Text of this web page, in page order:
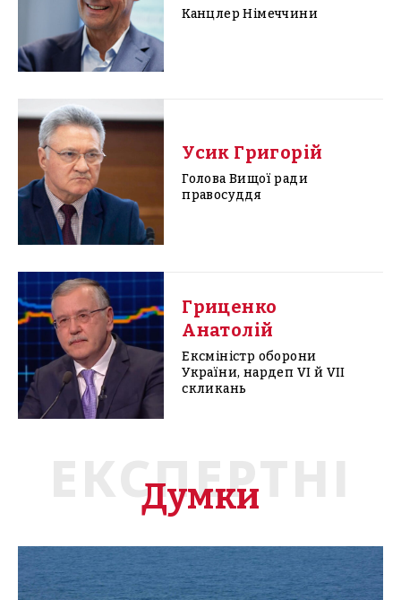
Канцлер Німеччини
Усик Григорій
Голова Вищої ради
правосуддя
Гриценко
Анатолій
Ексміністр оборони
України, нардеп VI й VII
скликань
ЕКСПЕРТНІ
Думки